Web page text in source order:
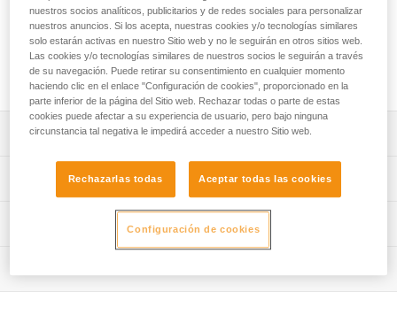
¿Buscas la mejor linterna frontal para tus actividades?
ACCEDER A LA AYUDA
Descripción
Características técnicas
Características por referencia
Referencia : E068BA01
Colores : BLACK
Información técnica
nuestros socios analíticos, publicitarios y de redes sociales para personalizar
nuestros anuncios. Si los acepta, nuestras cookies y/o tecnologías similares
solo estarán activas en nuestro Sitio web y no le seguirán en otros sitios web.
Las cookies y/o tecnologías similares de nuestros socios le seguirán a través
de su navegación. Puede retirar su consentimiento en cualquier momento
haciendo clic en el enlace "Configuración de cookies", proporcionado en la
parte inferior de la página del Sitio web. Rechazar todas o parte de estas
cookies puede afectar a su experiencia de usuario, pero bajo ninguna
circunstancia tal negativa le impedirá acceder a nuestro Sitio web.
Rechazarlas todas Aceptar todas las cookies
Configuración de cookies